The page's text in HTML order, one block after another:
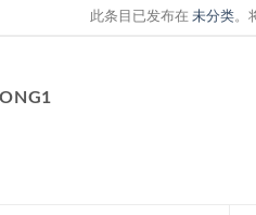
此条目已发布在未分类。